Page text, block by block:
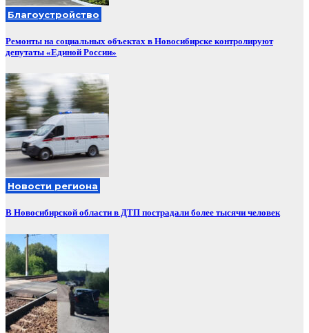
Благоустройство
Ремонты на социальных объектах в Новосибирске контролируют
депутаты «Единой России»
Новости региона
В Новосибирской области в ДТП пострадали более тысячи человек